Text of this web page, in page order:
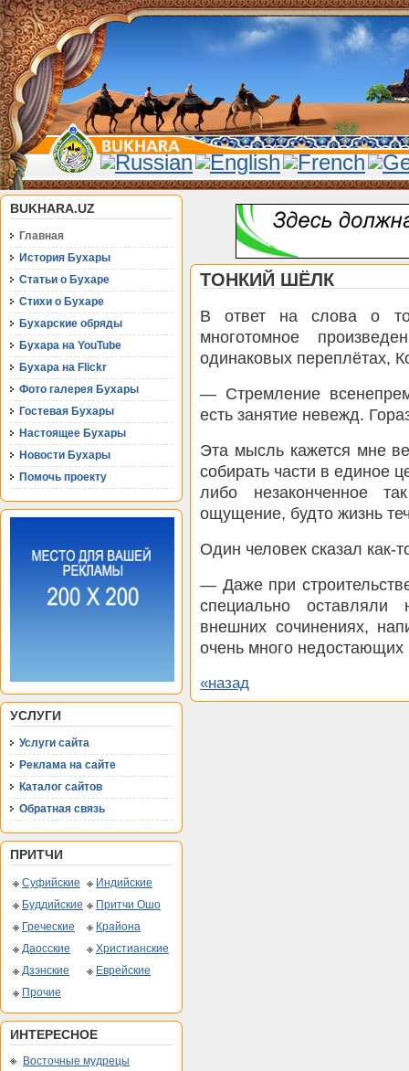
BUKHARA.UZ
Главная
История Бухары
Статьи о Бухаре
Стихи о Бухаре
Бухарские обряды
Бухара на YouTube
Бухара на Flickr
Фото галерея Бухары
Гостевая Бухары
Настоящее Бухары
Новости Бухары
Помочь проекту
УСЛУГИ
Услуги сайта
Реклама на сайте
Каталог сайтов
Обратная связь
ПРИТЧИ
Суфийские
Индийские
Буддийские
Притчи Ошо
Греческие
Крайона
Даосские
Христианские
Дзэнские
Еврейские
Прочие
ИНТЕРЕСНОЕ
Восточные мудрецы
ТОНКИЙ ШЁЛК
В ответ на слова о
многотомное
одинаковых переплётах,
— Стремление
есть занятие невежд.
Эта мысль кажется мне
собирать части в единое
либо незаконченное
ощущение, будто жизнь
Один человек сказал как-
— Даже при
специально
внешних сочинениях,
очень много недостающих
«назад